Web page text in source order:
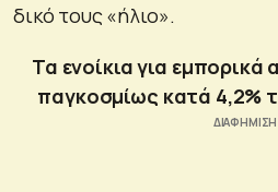
δικό τους «ήλιο».
Τα ενοίκια για
παγκοσμίως κατά 4,2%